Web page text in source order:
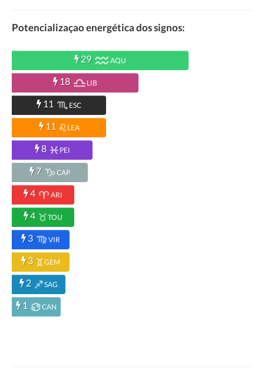
Potencializaçao energética dos signos:
29 AQU
18 LIB
11 ESC
11 LEA
8 PEI
7 CAP
4 ARI
4 TOU
3 VIR
3 GEM
2 SAG
1 CAN